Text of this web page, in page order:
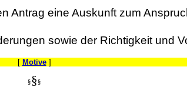
Antrag eine Auskunft zum
sowie der Richtigkeit und
[ Motive]
§§ §